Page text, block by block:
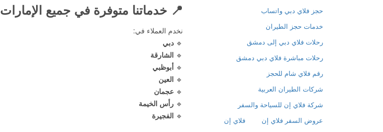
📍 خدماتنا متوفرة في جميع الإمارات
نخدم العملاء في:
🔹دبي
🔹الشارقة
🔹أبوظبي
🔹العين
🔹عجمان
🔹رأس الخيمة
🔹الفجيرة
حجز فلاي دبي واتساب
خدمات حجز الطيران
رحلات فلاي دبي إلى دمشق
رحلات مباشرة فلاي دبي دمشق
رقم فلاي شام للحجز
شركات الطيران العربية
شركة فلاي إن للسياحة والسفر
عروض السفر فلاي إن
فلاي إن